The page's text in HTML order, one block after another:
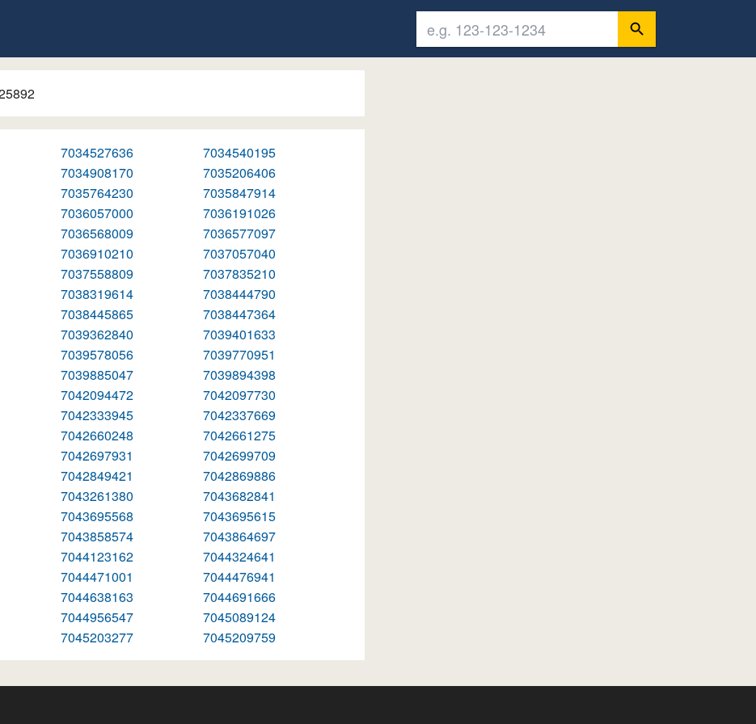
7034527636
7034540195
7034908170
7035206406
7035764230
7035847914
7036057000
7036191026
7036568009
7036577097
7036910210
7037057040
7037558809
7037835210
7038319614
7038444790
7038445865
7038447364
7039362840
7039401633
7039578056
7039770951
7039885047
7039894398
7042094472
7042097730
7042333945
7042337669
7042660248
7042661275
7042697931
7042699709
7042849421
7042869886
7043261380
7043682841
7043695568
7043695615
7043858574
7043864697
7044123162
7044324641
7044471001
7044476941
7044638163
7044691666
7044956547
7045089124
7045203277 7045209759